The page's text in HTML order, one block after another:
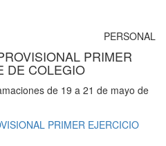
PERSONAL
PRIMER
DE COLEGIO
de 19 a 21 de mayo de
PRIMER EJERCICIO